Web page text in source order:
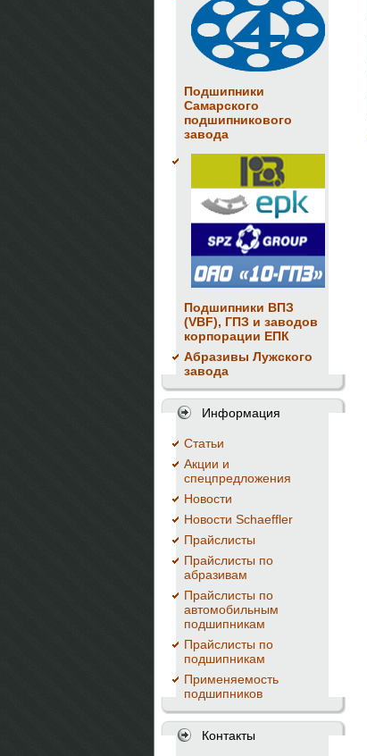
Подшипники
Самарского
подшипникового
завода
Подшипники ВПЗ
(VBF), ГПЗ и заводов
корпорации ЕПК
Абразивы Лужского
завода
Информация
Cтатьи
Акции и
спецпредложения
Новости
Новости Schaeffler
Прайслисты
Прайслисты по
абразивам
Прайслисты по
автомобильным
подшипникам
Прайслисты по
подшипникам
Применяемость
подшипников
Контакты